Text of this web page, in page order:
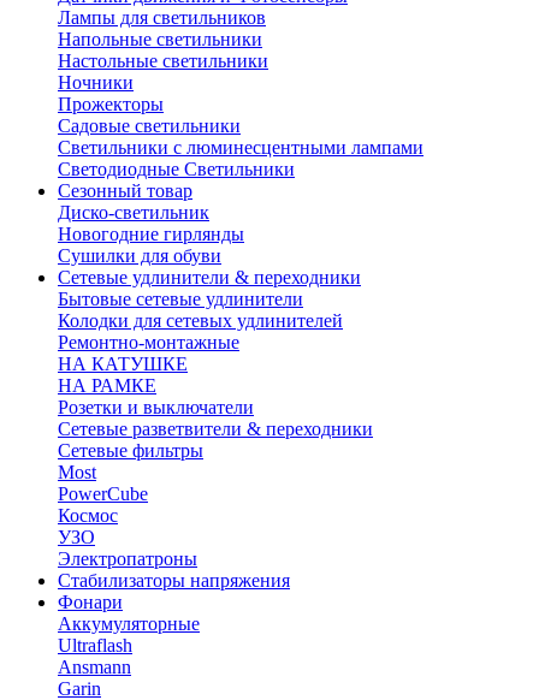
Лампы для светильников
Напольные светильники
Настольные светильники
Ночники
Прожекторы
Садовые светильники
Светильники с люминесцентными лампами
Светодиодные Светильники
Сезонный товар
Диско-светильник
Новогодние гирлянды
Сушилки для обуви
Сетевые удлинители & переходники
Бытовые сетевые удлинители
Колодки для сетевых удлинителей
Ремонтно-монтажные
НА КАТУШКЕ
НА РАМКЕ
Розетки и выключатели
Сетевые разветвители & переходники
Сетевые фильтры
Most
PowerCube
Космос
УЗО
Электропатроны
Стабилизаторы напряжения
Фонари
Аккумуляторные
Ultraflash
Ansmann
Garin